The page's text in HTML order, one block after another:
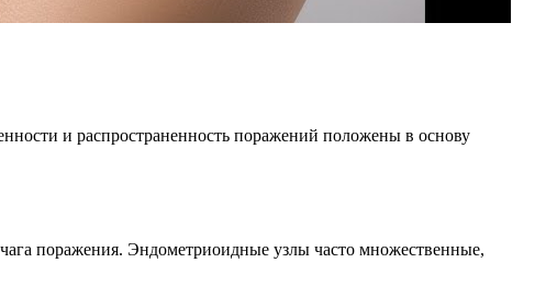
и распространенность поражений положены в основу
поражения. Эндометриоидные узлы часто множественные,